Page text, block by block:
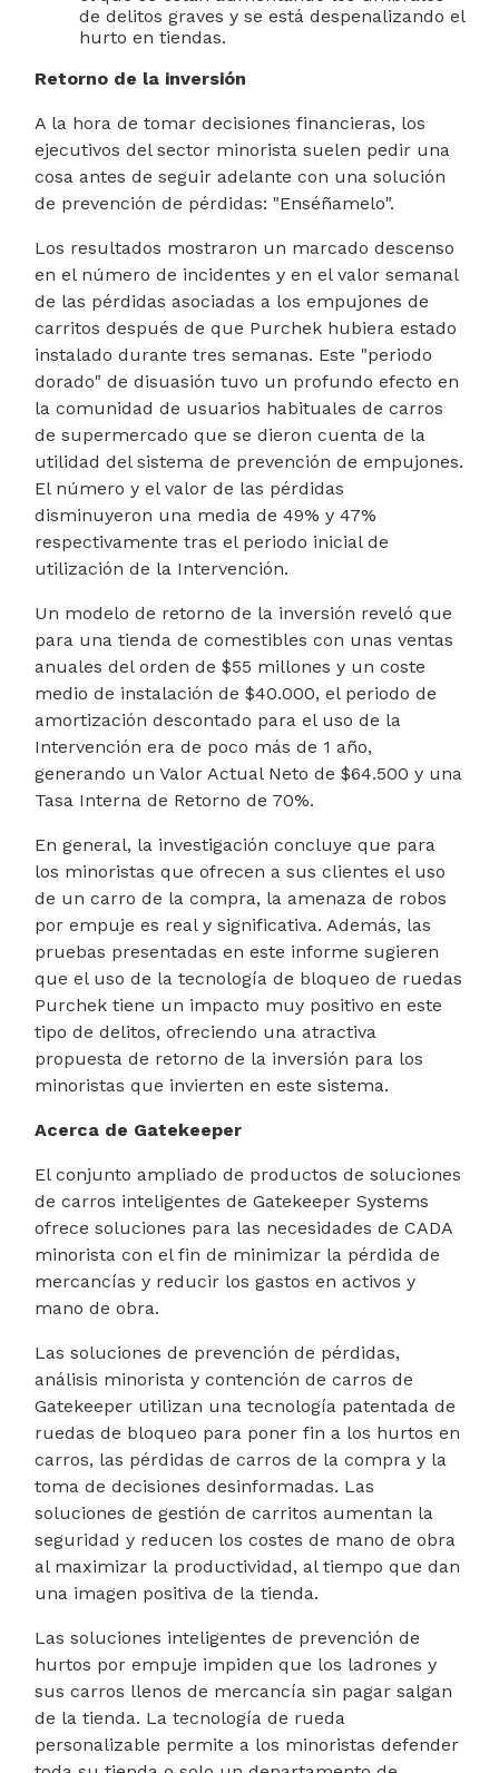
de delitos graves y se está despenalizando el
hurto en tiendas.
Retorno de la inversión
A la hora de tomar decisiones financieras, los
ejecutivos del sector minorista suelen pedir una
cosa antes de seguir adelante con una solución
de prevención de pérdidas: "Enséñamelo".
Los resultados mostraron un marcado descenso
en el número de incidentes y en el valor semanal
de las pérdidas asociadas a los empujones de
carritos después de que Purchek hubiera estado
instalado durante tres semanas. Este "periodo
dorado" de disuasión tuvo un profundo efecto en
la comunidad de usuarios habituales de carros
de supermercado que se dieron cuenta de la
utilidad del sistema de prevención de empujones.
El número y el valor de las pérdidas
disminuyeron una media de 49% y 47%
respectivamente tras el periodo inicial de
utilización de la Intervención.
Un modelo de retorno de la inversión reveló que
para una tienda de comestibles con unas ventas
anuales del orden de $55 millones y un coste
medio de instalación de $40.000, el periodo de
amortización descontado para el uso de la
Intervención era de poco más de 1 año,
generando un Valor Actual Neto de $64.500 y una
Tasa Interna de Retorno de 70%.
En general, la investigación concluye que para
los minoristas que ofrecen a sus clientes el uso
de un carro de la compra, la amenaza de robos
por empuje es real y significativa. Además, las
pruebas presentadas en este informe sugieren
que el uso de la tecnología de bloqueo de ruedas
Purchek tiene un impacto muy positivo en este
tipo de delitos, ofreciendo una atractiva
propuesta de retorno de la inversión para los
minoristas que invierten en este sistema.
Acerca de Gatekeeper
El conjunto ampliado de productos de soluciones
de carros inteligentes de Gatekeeper Systems
ofrece soluciones para las necesidades de CADA
minorista con el fin de minimizar la pérdida de
mercancías y reducir los gastos en activos y
mano de obra.
Las soluciones de prevención de pérdidas,
análisis minorista y contención de carros de
Gatekeeper utilizan una tecnología patentada de
ruedas de bloqueo para poner fin a los hurtos en
carros, las pérdidas de carros de la compra y la
toma de decisiones desinformadas. Las
soluciones de gestión de carritos aumentan la
seguridad y reducen los costes de mano de obra
al maximizar la productividad, al tiempo que dan
una imagen positiva de la tienda.
Las soluciones inteligentes de prevención de
hurtos por empuje impiden que los ladrones y
sus carros llenos de mercancía sin pagar salgan
de la tienda. La tecnología de rueda
personalizable permite a los minoristas defender